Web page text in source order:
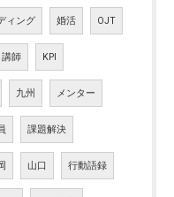
ィング 婚活 OJT
講師 KPI
九州 メンター
課題解決
山口 行動語録